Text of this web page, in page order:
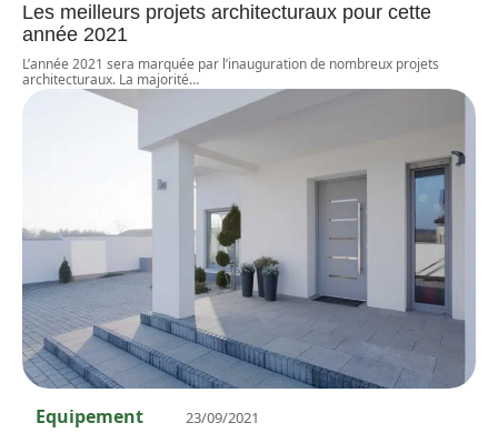
Les meilleurs projets architecturaux pour cette
année 2021
L’année 2021 sera marquée par l’inauguration de nombreux projets
architecturaux. La majorité…
Equipement 23/09/2021